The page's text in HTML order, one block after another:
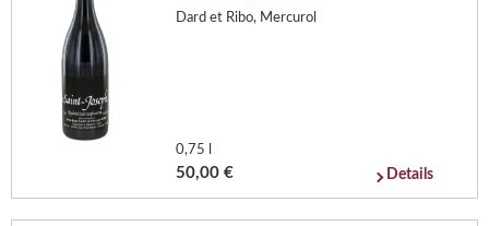
Dard et Ribo, Mercurol
0,75 l
50,00 € Details